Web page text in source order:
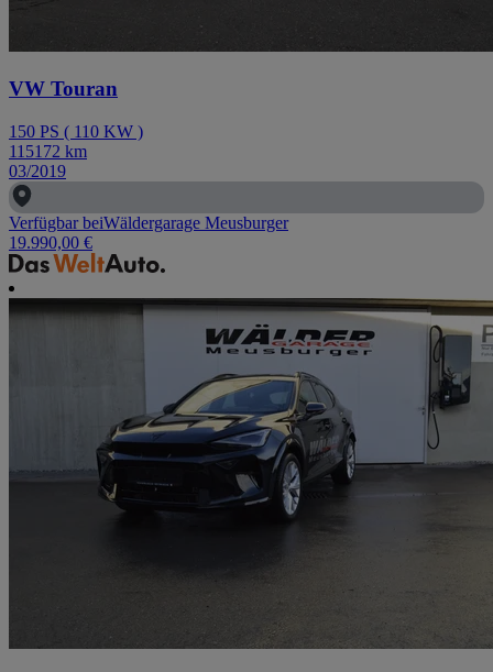
VW Touran
150 PS ( 110 KW )
115172 km
03/2019
Verfügbar beiWäldergarage Meusburger
19.990,00 €